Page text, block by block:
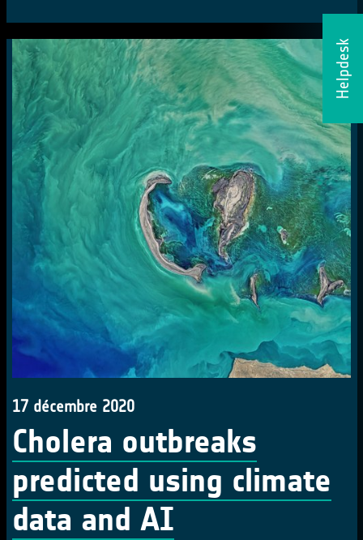
Helpdesk
17 décembre 2020
Cholera outbreaks
predicted using climate
data and AI